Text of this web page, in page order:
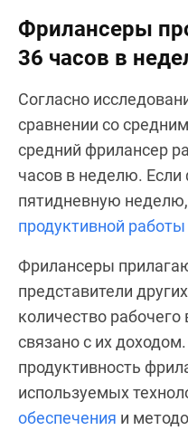
Фрилансеры
36 часов в
Согласно
сравнении со
средний фрилансер
часов в неделю.
пятидневную
продуктивной
Фрилансеры
представители
количество
связано с их
продуктивность
используемых
обеспечения и